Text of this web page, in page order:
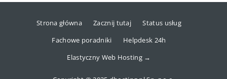
Strona główna Zacznij tutaj
Status usług
Fachowe poradniki
Helpdesk 24h
Elastyczny Web Hosting →